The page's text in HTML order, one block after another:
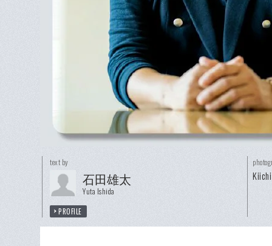
text by
石田雄太
Yuta Ishida
PROFILE